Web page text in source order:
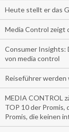
Heute stellt er das
Media Control zeigt
Consumer Insights:
von media control
Reiseführer werden
MEDIA CONTROL
TOP 10 der Promis,
Promis, die keinen